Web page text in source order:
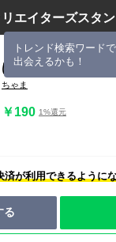
リエイターズスタ
トレンド検索ワード
出会えるかも！
はろまる６【パステ
ちゃま
￥190 1%還元
済が利用できるように
る